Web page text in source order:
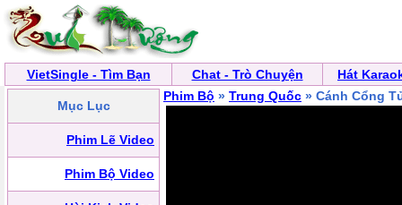
VietSingle - Tìm Bạn Chat - Trò Chuyện Hát
Mục Lục
Phim Lẽ Video
Phim Bộ Video
Phim Bộ » Trung Quốc » Cánh Cổng